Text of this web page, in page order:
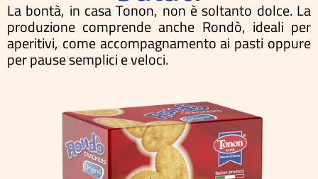
La bontà, in casa Tonon, non è soltanto dolce. La
produzione comprende anche Rondò, ideali per
aperitivi, come accompagnamento ai pasti oppure
per pause semplici e veloci.